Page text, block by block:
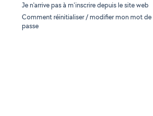
Je n'arrive pas à m'inscrire depuis le site web
Comment réinitialiser / modifier mon mot de
passe